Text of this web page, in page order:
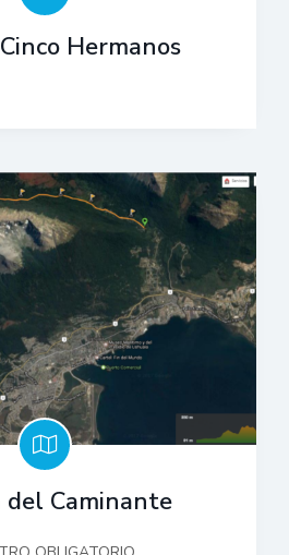
Hermanos
del Caminante